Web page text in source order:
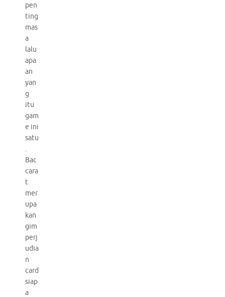
pen
ting
mas
a
lalu
apa
an
yan
g
itu
gam
e ini
satu
.
Bac
cara
t
mer
upa
kan
gim
perj
udia
n
card
siap
a